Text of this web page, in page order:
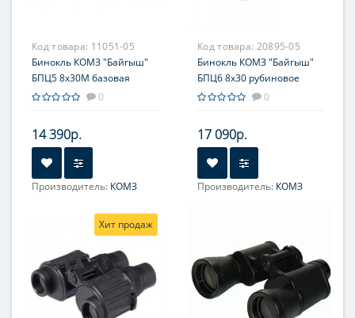
Код товара: 11051-05
Бинокль КОМЗ "Байгыш"
БПЦ5 8x30М базовая
комплектация0
14 390р.
Производитель: КОМЗ
Код товара: 20895-05
Бинокль КОМЗ "Байгыш"
БПЦ6 8x30 рубиновое
покрытие оптики,
0
17 090р.
Производитель: КОМЗ
Центральная
Хит продаж